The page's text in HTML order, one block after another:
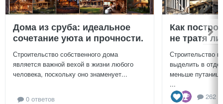
Дома из сруба: идеальное
сочетание уюта и прочности.
Строительство собственного дома
является важной вехой в жизни любого
человека, поскольку оно знаменует...
0 ответов
Как
не тратя
Строительство
выделить в
меньше
...
262